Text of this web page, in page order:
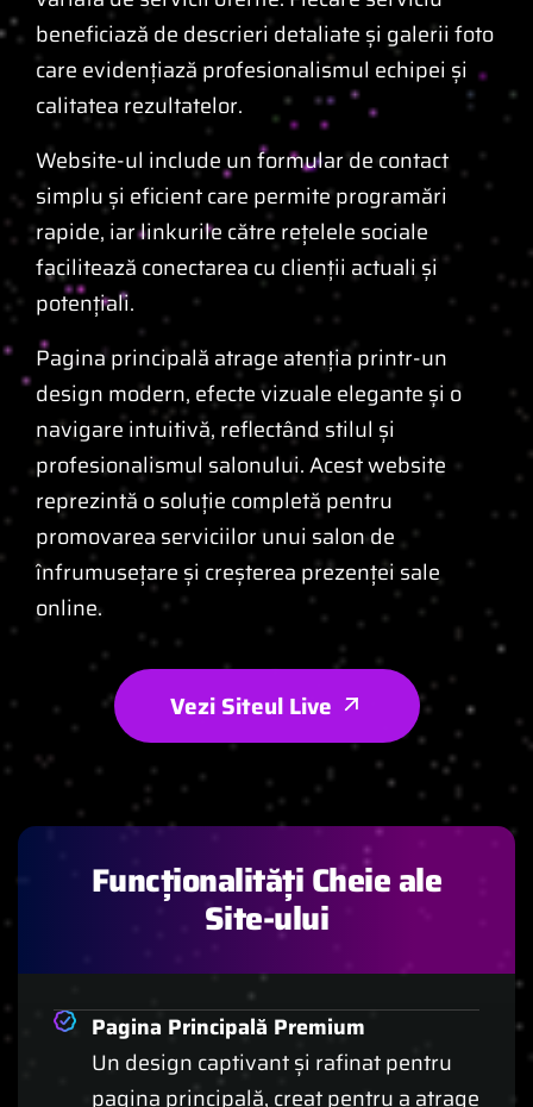
beneficiază de descrieri detaliate și galerii foto
care evidențiază profesionalismul echipei și
calitatea rezultatelor.
Website-ul include un formular de contact
simplu și eficient care permite programări
rapide, iar linkurile către rețelele sociale
facilitează conectarea cu clienții actuali și
potențiali.
Pagina principală atrage atenția printr-un
design modern, efecte vizuale elegante și o
navigare intuitivă, reflectând stilul și
profesionalismul salonului. Acest website
reprezintă o soluție completă pentru
promovarea serviciilor unui salon de
înfrumusețare și creșterea prezenței sale
online.
Vezi Siteul Live
Funcționalități Cheie ale
Site-ului
Pagina Principală Premium
Un design captivant și rafinat pentru
pagina principală, creat pentru a atrage